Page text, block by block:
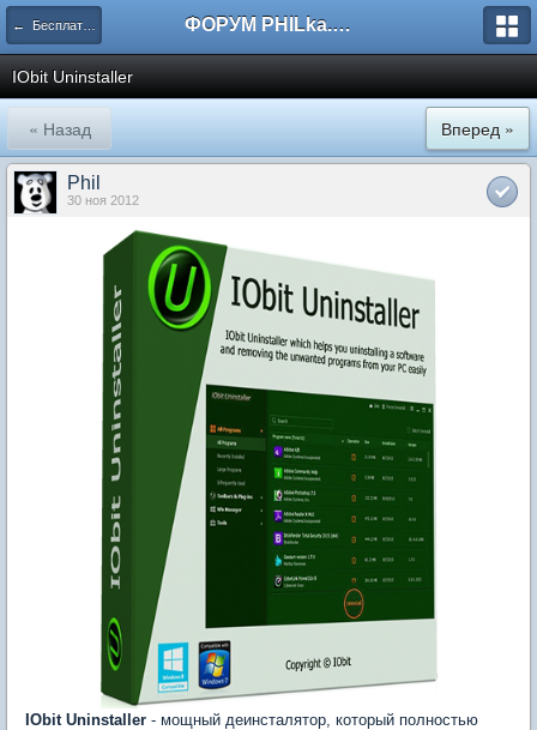
← Бесплатные программы ФОРУМ PHILka.RU
IObit Uninstaller
« Назад Вперед »
Phil
30 ноя 2012
IObit Uninstaller - мощный деинсталятор, который полностью